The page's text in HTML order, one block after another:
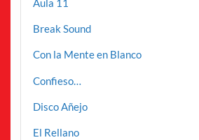
Aula 11
Break Sound
Con la Mente en Blanco
Confieso…
Disco Añejo
El Rellano